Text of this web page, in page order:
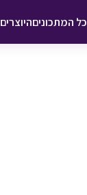
כל המתכוניםהיוצרים